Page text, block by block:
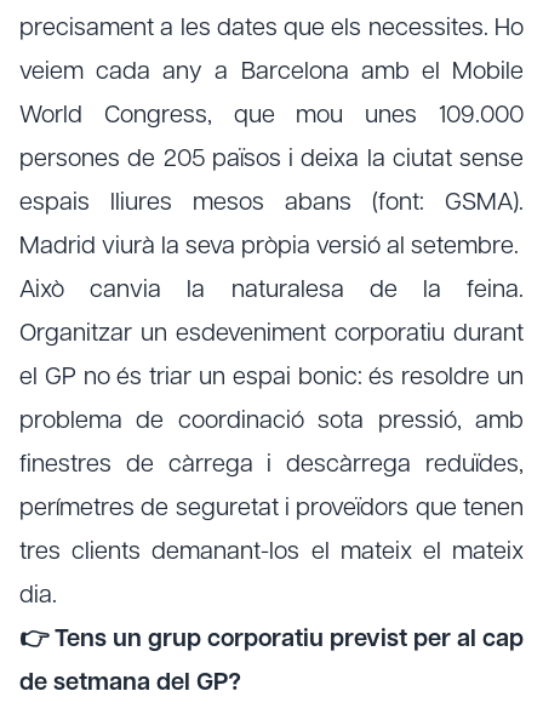
precisament a les dates que els necessites. Ho
veiem cada any a Barcelona amb el Mobile
World Congress, que mou unes 109.000
persones de 205 països i deixa la ciutat sense
espais lliures mesos abans (font: GSMA).
Madrid viurà la seva pròpia versió al setembre.
Això canvia la naturalesa de la feina.
Organitzar un esdeveniment corporatiu durant
el GP no és triar un espai bonic: és resoldre un
problema de coordinació sota pressió, amb
finestres de càrrega i descàrrega reduïdes,
perímetres de seguretat i proveïdors que tenen
tres clients demanant-los el mateix el mateix
dia.
👉 Tens un grup corporatiu previst per al cap
de setmana del GP?